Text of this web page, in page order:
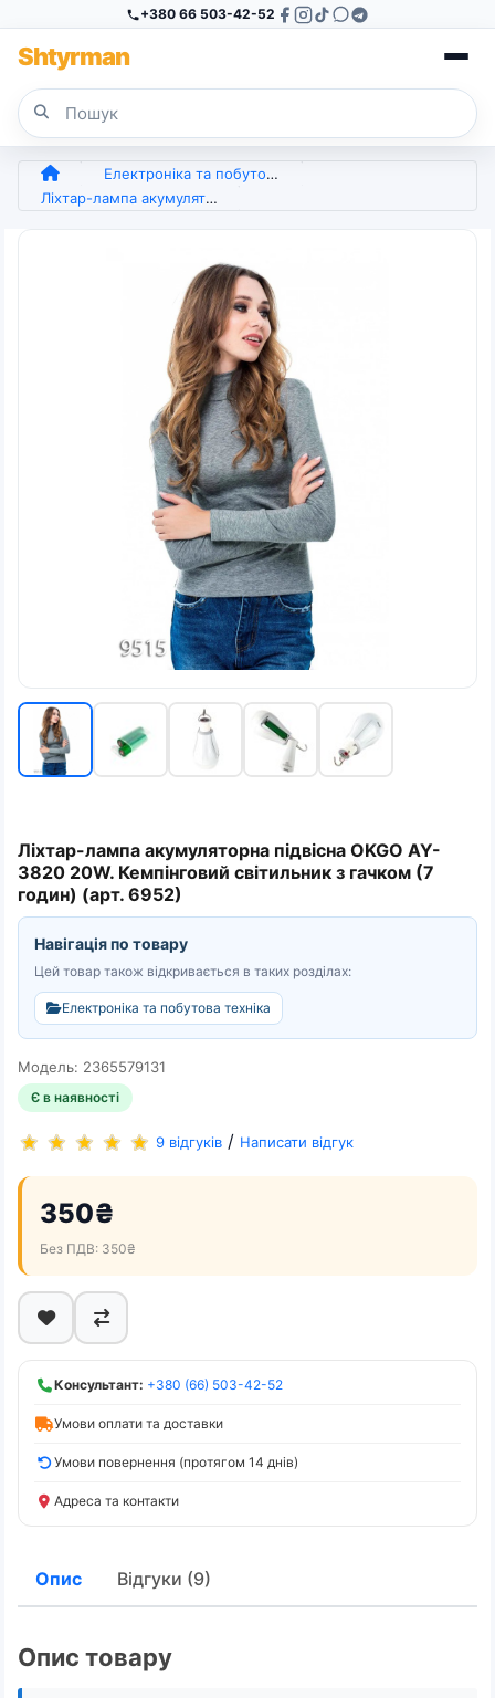
+380 66 503-42-52
Shtyrman
Електроніка та побутова техніка
Ліхтар-лампа акумуляторна підвісна OKGO AY-3820 20W. Кемпінговий світильник з гачком (7 годин) (арт. 6952)
Ліхтар-лампа акумуляторна підвісна OKGO AY-
3820 20W. Кемпінговий світильник з гачком (7
годин) (арт. 6952)
Навігація по товару
Цей товар також відкривається в таких розділах:
Електроніка та побутова техніка
Модель: 2365579131
Є в наявності
9 відгуків / Написати відгук
350₴
Без ПДВ: 350₴
Консультант: +380 (66) 503-42-52
Умови оплати та доставки
Умови повернення (протягом 14 днів)
Адреса та контакти
Опис Відгуки (9)
Опис товару